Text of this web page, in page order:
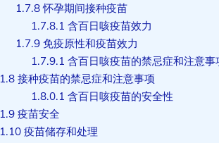
1.7.8怀孕期间接种疫苗
1.7.8.1 含百日咳疫苗效力
1.7.9免疫原性和疫苗效力
1.7.9.1 含百日咳疫苗的禁忌症和注意事
1.8接种疫苗的禁忌症和注意事项
1.8.0.1 含百日咳疫苗的安全性
1.9疫苗安全
1.10疫苗储存和处理